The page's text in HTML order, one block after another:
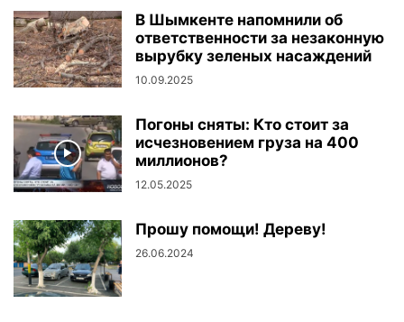
В Шымкенте напомнили об
ответственности за незаконную
вырубку зеленых насаждений
10.09.2025
Погоны сняты: Кто стоит за
исчезновением груза на 400
миллионов?
12.05.2025
Прошу помощи! Дереву!
26.06.2024